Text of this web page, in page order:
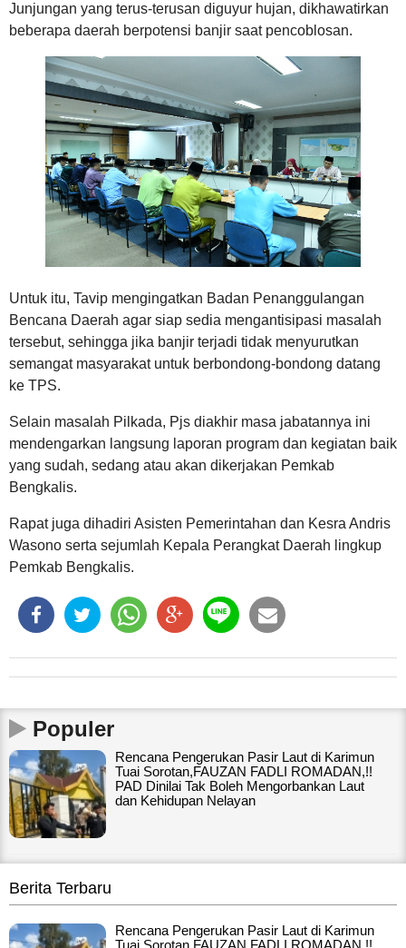
Junjungan yang terus-terusan diguyur hujan, dikhawatirkan
beberapa daerah berpotensi banjir saat pencoblosan.
Untuk itu, Tavip mengingatkan Badan Penanggulangan
Bencana Daerah agar siap sedia mengantisipasi masalah
tersebut, sehingga jika banjir terjadi tidak menyurutkan
semangat masyarakat untuk berbondong-bondong datang
ke TPS.
Selain masalah Pilkada, Pjs diakhir masa jabatannya ini
mendengarkan langsung laporan program dan kegiatan baik
yang sudah, sedang atau akan dikerjakan Pemkab
Bengkalis.
Rapat juga dihadiri Asisten Pemerintahan dan Kesra Andris
Wasono serta sejumlah Kepala Perangkat Daerah lingkup
Pemkab Bengkalis.
Populer
Rencana Pengerukan Pasir Laut di Karimun
Tuai Sorotan,FAUZAN FADLI ROMADAN,!!
PAD Dinilai Tak Boleh Mengorbankan Laut
dan Kehidupan Nelayan
Berita Terbaru
Rencana Pengerukan Pasir Laut di Karimun
Tuai Sorotan,FAUZAN FADLI ROMADAN,!!